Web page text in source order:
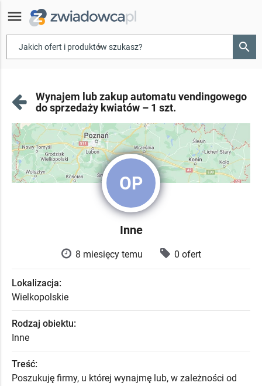
menu
▾ search
Wynajem lub zakup automatu vendingowego
do sprzedaży kwiatów – 1 szt.
OP
Inne
8 miesięcy temu 0 ofert
Lokalizacja:
Wielkopolskie
Rodzaj obiektu:
Inne
Treść:
Poszukuję firmy, u której wynajmę lub, w zależności od